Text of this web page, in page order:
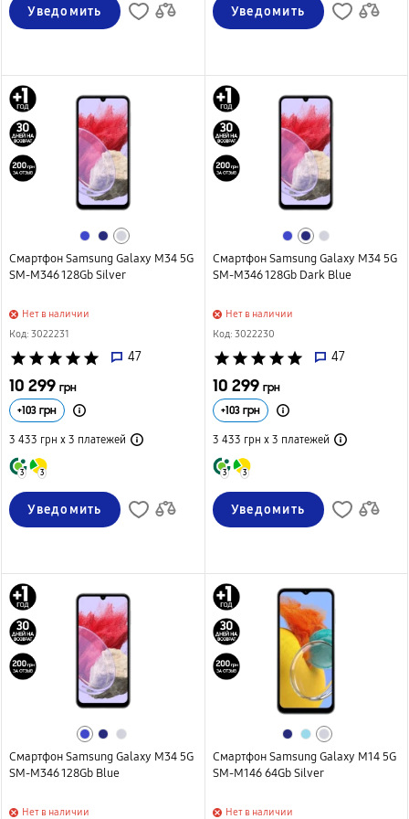
Уведомить Уведомить
Смартфон Samsung Galaxy M34 5G
SM-M346 128Gb Silver
Нет в наличии
Код: 3022231
star star star star star 47
10 299 грн
+103 грн
3 433 грн х 3 платежей
3 3
Уведомить
Смартфон Samsung Galaxy M34 5G
SM-M346 128Gb Dark Blue
Нет в наличии
Код: 3022230
star star star star star 47
10 299 грн
+103грн
3 433 грн х 3 платежей
3 3
Уведомить
Смартфон Samsung Galaxy M34 5G
SM-M346 128Gb Blue
Нет в наличии
Смартфон Samsung Galaxy M14 5G
SM-M146 64Gb Silver
Нет в наличии